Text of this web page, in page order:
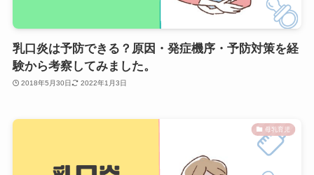
乳口炎は予防できる？原因・発症機序・予防対策を経
験から考察してみました。
2018年5月30日 2022年1月3日
母乳育児